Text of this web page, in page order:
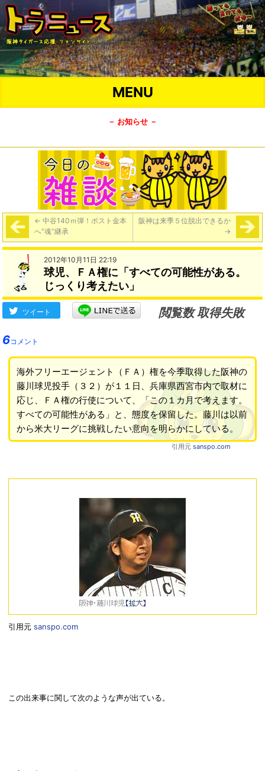
MENU
－ お知らせ －
← 中谷140ｍ弾！ポスト金本
へ“魂”継承
阪神は来季５位脱出できるか
→
2012年10月11日 22:19
球児、ＦＡ権に「すべての可能性がある。
じっくり考えたい」
ツイート
閲覧数 取得失敗
6コメント
海外フリーエージェント（ＦＡ）権を今季取得した阪神の
藤川球児投手（３２）が１１日、兵庫県西宮市内で取材に
応じ、ＦＡ権の行使について、「この１カ月で考えます。
すべての可能性がある」と、態度を保留した。藤川は以前
から米大リーグに挑戦したい意向を明らかにしている。
引用元 sanspo.com
引用元sanspo.com
この出来事に関して次のような声が出ている。